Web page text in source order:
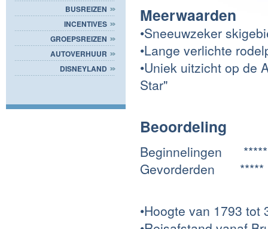
BUSREIZEN
INCENTIVES
GROEPSREIZEN
AUTOVERHUUR
DISNEYLAND
Meerwaarden
•Sneeuwzeker
•Lange verlichte
•Uniek uitzicht op de
Star"
Beoordeling
Beginnelingen *****
Gevorderden *****
•Hoogte van 1793 tot